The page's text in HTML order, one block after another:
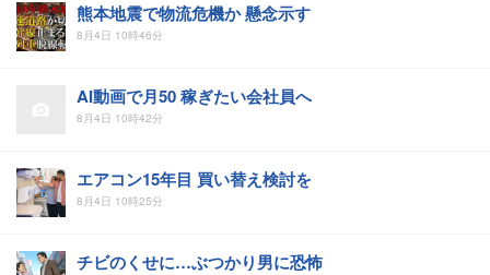
熊本地震で物流危機か 懸念示す
8月4日 10時46分
AI動画で月50 稼ぎたい会社員へ
8月4日 10時42分
エアコン15年目 買い替え検討を
8月4日 10時25分
チビのくせに…ぶつかり男に恐怖